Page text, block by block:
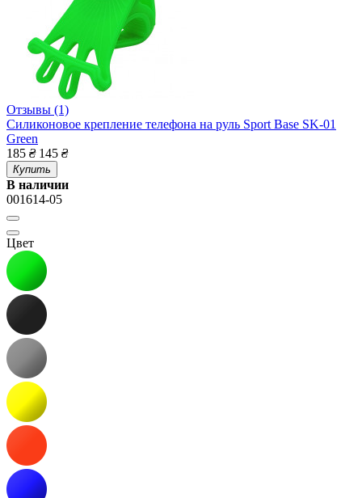
Отзывы (1)
Силиконовое крепление телефона на руль Sport Base SK-01
Green
185 ₴ 145 ₴
Купить
В наличии
001614-05
Цвет